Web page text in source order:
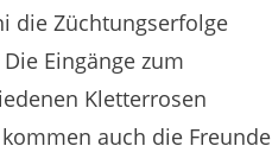
die Züchtungserfolge
Eingänge zum
Kletterrosen
auch die Freunde